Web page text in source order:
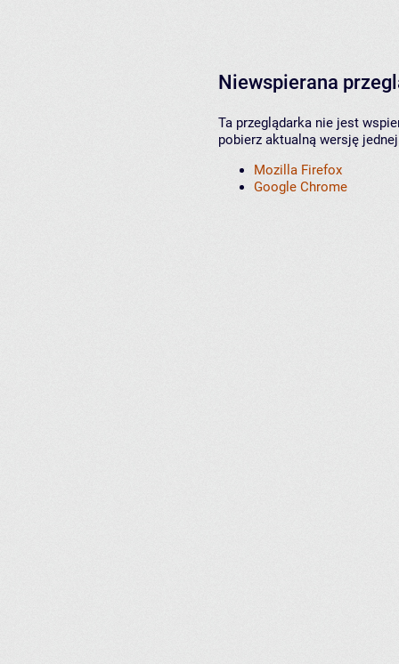
Niewspierana
Ta przeglądarka nie jest
pobierz aktualną wersję
Mozilla Firefox
Google Chrome